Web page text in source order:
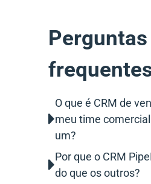
Perguntas
O que é CRM de
meu time
um?
Por que o CRM
do que os outros?